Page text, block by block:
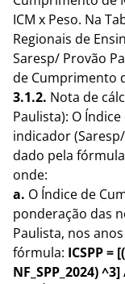
ICM x Peso. Na
Regionais de
Saresp/ Provão
de Cumprimento
3.1.2. Nota de
Paulista): O
indicador
dado pela fórmula
onde:
a. O Índice de
ponderação das
Paulista, nos
fórmula: ICSPP =
NF_SPP_2024)^3]